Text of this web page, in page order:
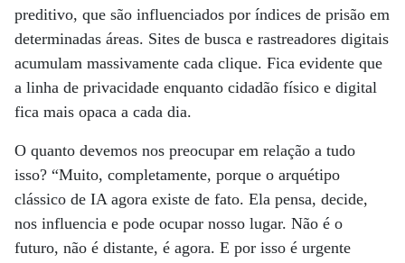
preditivo, que são influenciados por índices de prisão em
determinadas áreas. Sites de busca e rastreadores digitais
acumulam massivamente cada clique. Fica evidente que
a linha de privacidade enquanto cidadão físico e digital
fica mais opaca a cada dia.
O quanto devemos nos preocupar em relação a tudo
isso? “Muito, completamente, porque o arquétipo
clássico de IA agora existe de fato. Ela pensa, decide,
nos influencia e pode ocupar nosso lugar. Não é o
futuro, não é distante, é agora. E por isso é urgente